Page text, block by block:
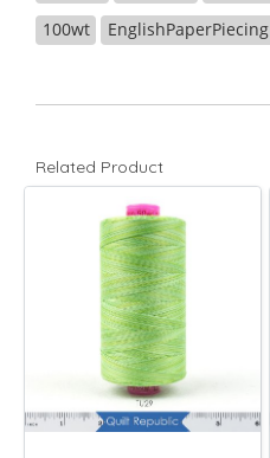
100wt
EnglishPaperPiecing
Related Product